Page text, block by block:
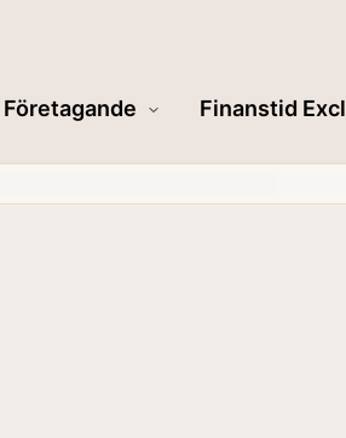
Företagande Finanstid